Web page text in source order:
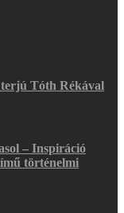
Tóth Rékával
– Inspiráció
történelmi